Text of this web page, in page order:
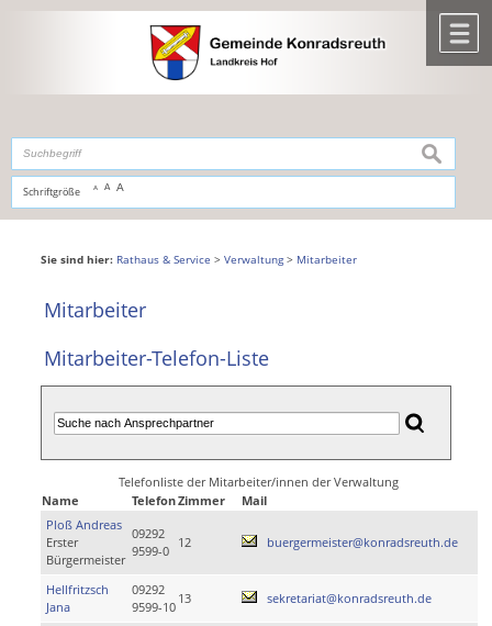
,zur Navigationoderzur Startseitespringen.
Schriftgröße A A A
suchen
Sie sind hier: Rathaus & Service > Verwaltung> Mitarbeiter
Mitarbeiter
Mitarbeiter-Telefon-Liste
Telefonliste der Mitarbeiter/innen der Verwaltung
Name
TelefonZimmer
Mail
Ploß Andreas
Erster
Bürgermeister
09292
9599-0
12 buergermeister@konradsreuth.de
Hellfritzsch
Jana
09292
9599-10
13 sekretariat@konradsreuth.de